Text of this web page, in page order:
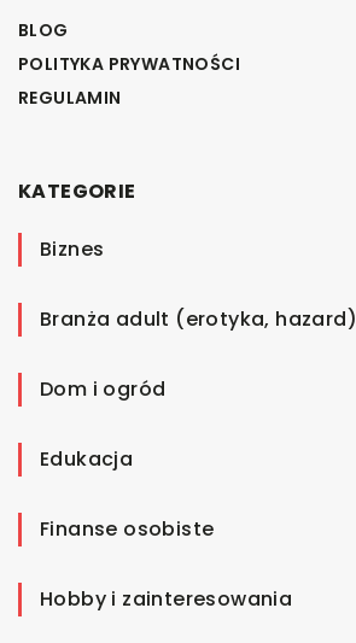
BLOG
POLITYKA PRYWATNOŚCI
REGULAMIN
KATEGORIE
Biznes
Branża adult (erotyka, hazard)
Dom i ogród
Edukacja
Finanse osobiste
Hobby i zainteresowania